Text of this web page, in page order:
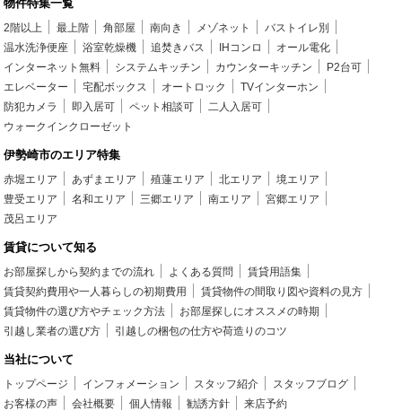
物件特集一覧
2階以上 最上階 角部屋 南向き メゾネット
バストイレ別
温水洗浄便座
浴室乾燥機 追焚きバス IHコンロ
オール電化
インターネット無料
システムキッチン カウンターキッチン
P2台可
エレベーター
宅配ボックス オートロック
TVインターホン
防犯カメラ
即入居可 ペット相談可
二人入居可
ウォークインクローゼット
伊勢崎市のエリア特集
赤堀エリア あずまエリア 殖蓮エリア 北エリア
境エリア
豊受エリア
名和エリア 三郷エリア 南エリア
宮郷エリア
茂呂エリア
賃貸について知る
お部屋探しから契約までの流れ よくある質問
賃貸用語集
賃貸契約費用や一人暮らしの初期費用
賃貸物件の間取り図や資料の見方
賃貸物件の選び方やチェック方法
お部屋探しにオススメの時期
引越し業者の選び方
引越しの梱包の仕方や荷造りのコツ
当社について
トップページ インフォメーション スタッフ紹介
スタッフブログ
お客様の声
会社概要 個人情報 勧誘方針 来店予約